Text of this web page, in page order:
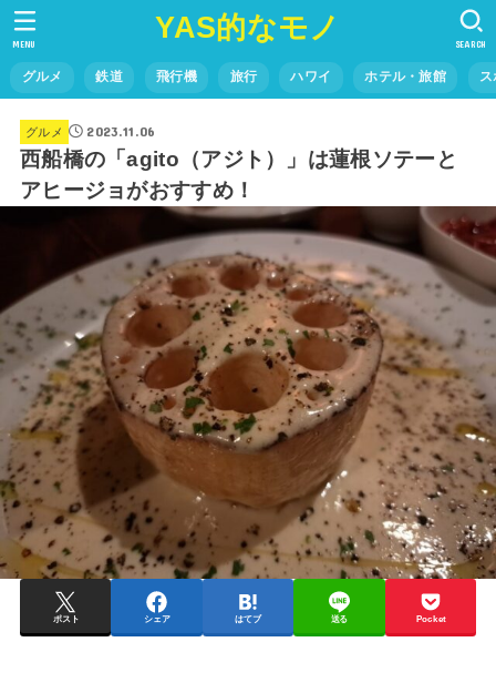
YAS的なモノ
グルメ 鉄道 飛行機 旅行 ハワイ ホテル・旅館
SEARCH
MENU
グルメ 2023.11.06
西船橋の「agito（アジト）」は蓮根ソテーと
アヒージョがおすすめ！
ポスト シェア はてブ 送る Pocket